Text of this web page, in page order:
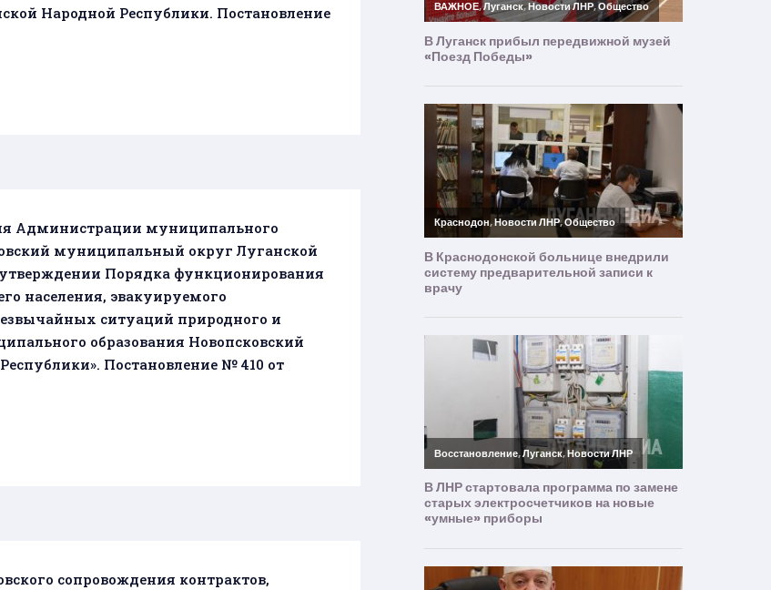
Народной Республики. Постановление
Администрации муниципального
муниципальный округ Луганской
Порядка функционирования
населения, эвакуируемого
ситуаций природного и
образования Новопсковский
Постановление № 410 от
сопровождения контрактов,